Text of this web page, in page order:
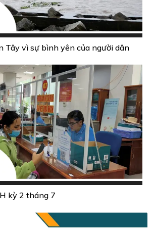
Tây vì sự bình yên của người dân
kỳ 2 tháng 7